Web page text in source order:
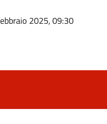
2025, 09:30